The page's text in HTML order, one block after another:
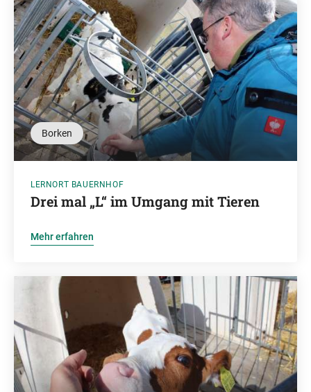
Borken
LERNORT BAUERNHOF
Drei mal „L“ im Umgang mit Tieren
Mehr erfahren